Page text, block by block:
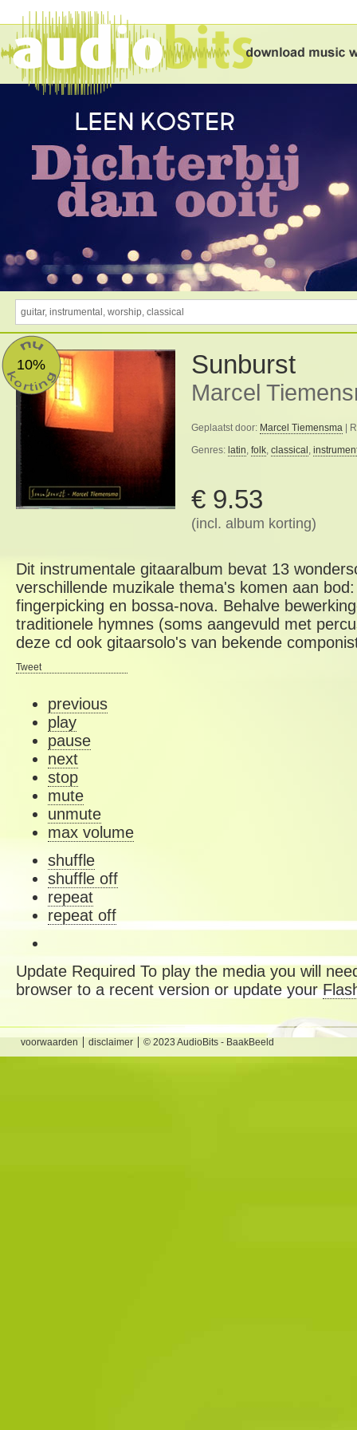
10% Sunburst
Marcel
Geplaatst door: Marcel Tiemensma |
Genres: latin, folk, classical ,
€ 9.53
(incl. album korting)
Dit instrumentale gitaaralbum bevat 13
verschillende muzikale thema's komen aan
fingerpicking en bossa-nova. Behalve
traditionele hymnes (soms aangevuld met
deze cd ook gitaarsolo's van bekende
Tweet
previous
play
pause
next
stop
mute
unmute
max volume
shuffle
shuffle off
repeat
repeat off
Update Required To play the media you will
browser to a recent version or update your
voorwaarden disclaimer © 2023 AudioBits - BaakBeeld